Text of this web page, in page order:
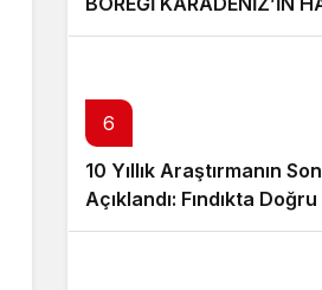
KİMLİĞİ DEĞİŞTİRİLEMEZ”
6
10 Yıllık Araştırmanın
Açıklandı: Fındıkta
Rakım Belirlendi